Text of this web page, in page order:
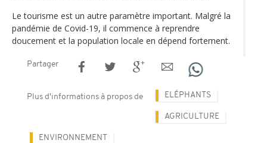
Le tourisme est un autre paramètre important. Malgré la
pandémie de Covid-19, il commence à reprendre
doucement et la population locale en dépend fortement.
Partager
Plus d'informations à propos de ELÉPHANTS
AGRICULTURE
ENVIRONNEMENT